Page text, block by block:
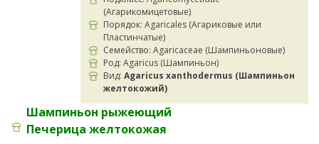
(Агарикомицетовые)
Порядок: Agaricales (Агариковые или
Пластинчатые)
Семейство: Agaricaceae (Шампиньоновые)
Род: Agaricus (Шампиньон)
Вид: Agaricus xanthodermus (Шампиньон
желтокожий)
Шампиньон рыжеющий
Печерица желтокожая